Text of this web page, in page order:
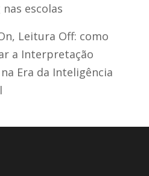
escolas
Leitura Off: como
a Interpretação
Era da Inteligência